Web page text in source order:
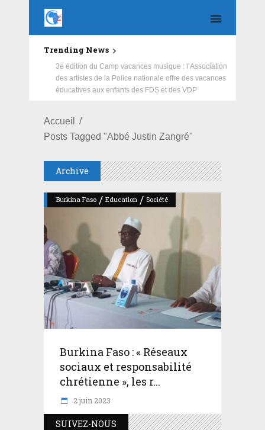
Trending News
Education : la fédération de la Russie rénove les
écoles primaire et collège du Camp Général
Aboubacar Sangoulé Lamizana
Accueil
Posts Tagged "Abbé Justin Zangré"
Archive
Burkina Faso / Education / Société
Burkina Faso : « Réseaux
sociaux et responsabilité
chrétienne », les r...
2 juin 2023
SUIVEZ-NOUS